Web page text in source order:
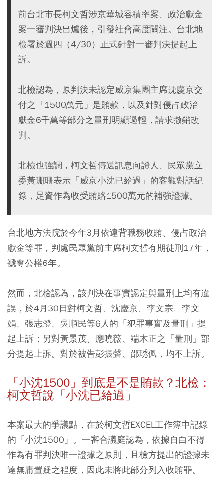
前台北市長柯文哲涉京華城容積率案、政治獻金
案一審判決出爐後，引發社會高度關注。台北地
檢署於週四（4/30）正式針對一審判決提起上
訴。
北檢認為，原判決未認定威京集團主席沈慶京交
付之「1500萬元」是賄款，以及針對侵占政治
獻金6千萬等部分之量刑明顯過輕，請求撤銷改
判。
北檢也強調，柯文哲傳送訊息向證人、民眾黨立
委黃珊珊表示「威京小沈已給過」的客觀對話紀
錄，足資作為收受賄賂1500萬元的補強證據。
台北地方法院於今年3月依違背職務收賄、侵占政治
獻金等罪，判處民眾黨前主席柯文哲有期徒刑17年，
褫奪公權6年。
然而，北檢認為，該判決在事實認定與量刑上均有違
誤，於4月30日對柯文哲、沈慶京、李文宗、李文
娟、張志澄、吳順民等6人的「犯罪事實及量刑」提
起上訴；另對黃景茂、應曉薇、端木正之「量刑」部
分提起上訴。對於被告彭振聲、邵琇佩，均不上訴。
「小沈1500」到底是不是賄款？北檢：
柯文哲說「小沈已給過」
本案最大的爭議點，在於柯文哲EXCEL工作簿中記錄
的「小沈1500」。一審合議庭認為，依據自白不得
作為有罪判決唯一證據之原則，且檢方提出的證據未
達無庸置疑之程度，因此未將此部分列入收賄罪。